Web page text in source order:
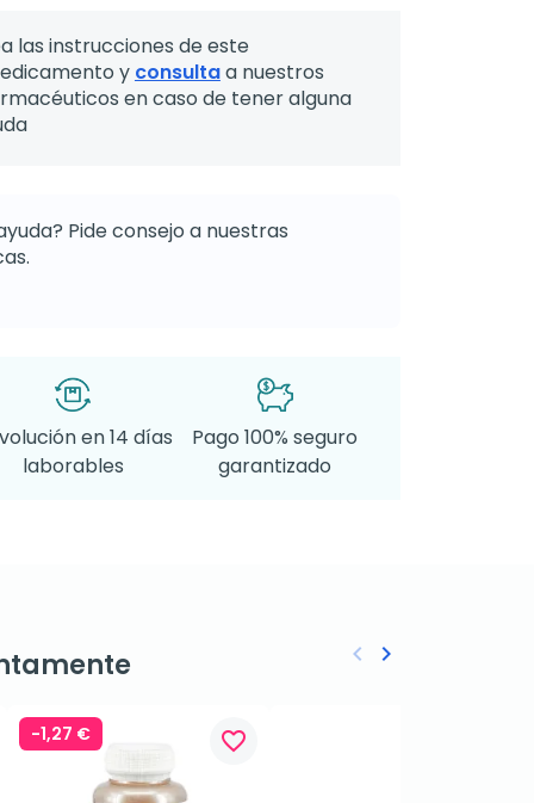
las instrucciones de este
y consultaa nuestros
en caso de tener alguna
Pide consejo a nuestras
en 14 días
laborables
Pago 100% seguro
garantizado
-1,27 € favorite_border
Anterior
keyboard_arrow_left Siguiente
keyboard_arrow_right